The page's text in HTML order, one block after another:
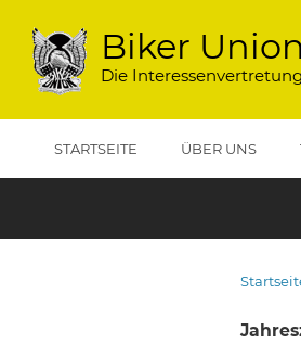
Inhalt
Biker
Die
STARTSEITE ÜBER UNS